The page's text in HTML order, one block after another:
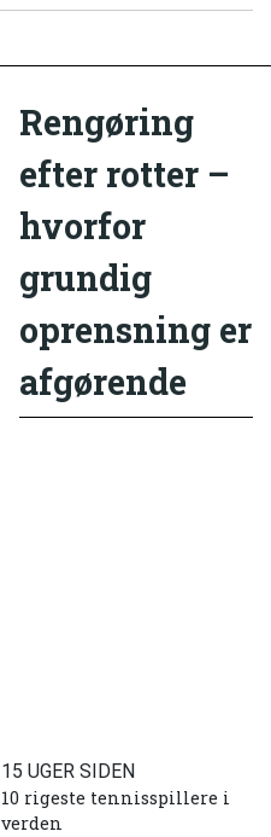
Rengøring
efter rotter –
hvorfor
grundig
oprensning er
afgørende
15 UGER SIDEN
10 rigeste tennisspillere i
verden